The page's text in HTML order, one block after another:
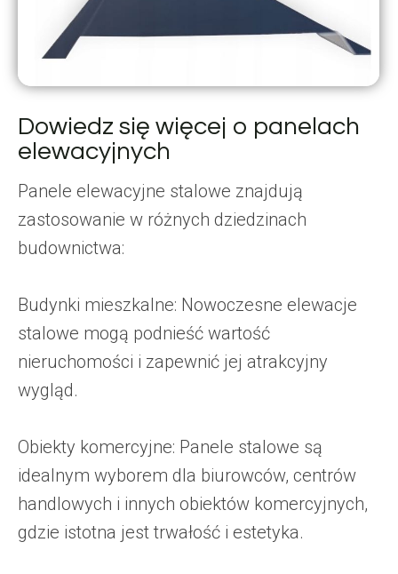
Dowiedz się więcej o panelach
elewacyjnych
Panele elewacyjne stalowe znajdują
zastosowanie w różnych dziedzinach
budownictwa:
Budynki mieszkalne: Nowoczesne elewacje
stalowe mogą podnieść wartość
nieruchomości i zapewnić jej atrakcyjny
wygląd.
Obiekty komercyjne: Panele stalowe są
idealnym wyborem dla biurowców, centrów
handlowych i innych obiektów komercyjnych,
gdzie istotna jest trwałość i estetyka.